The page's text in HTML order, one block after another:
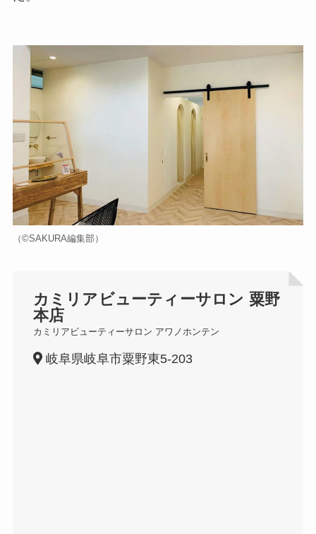
（©️SAKURA編集部）
カミリアビューティーサロン 粟野
本店
カミリアビューティーサロン アワノホンテン
岐阜県岐阜市粟野東5-203